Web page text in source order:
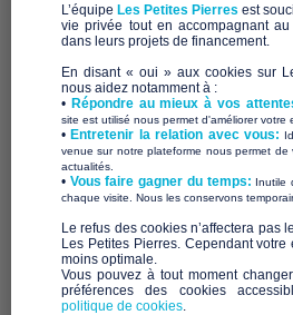
Les Ch'tites
Qui sommes-nous
Les Chtites Maisons Solidairesest
qui regroupe des citoyens désireux
confort avec des personnes sans
pouvoir leur ouvrir leur porte.
L’équipe Les Petites Pierres est
vie privée tout en accompagnant
dans leurs projets de financement.
En disant « oui » aux cookies sur
nous aidez notamment à :
• Répondre au mieux à vos
site est utilisé nous permet d'améliorer votre
•Entretenir la relation avec vous:
venue sur notre plateforme nous permet de
actualités.
​• Vous faire gagner du temps: Inutile
chaque visite. Nous les conservons
​Le refus des cookies n’affectera pas
Les Petites Pierres. Cependant
moins optimale.​
Vous pouvez à tout moment
préférences des cookies
politique de cookies